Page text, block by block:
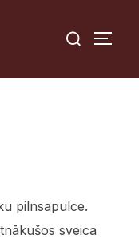
for:
pilnsapulce.
sveica